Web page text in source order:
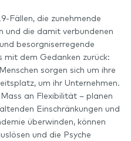
Fällen, die zunehmende
und die damit verbundenen
besorgniserregende
mit dem Gedanken zurück:
sorgen sich um ihre
um ihr Unternehmen.
an Flexibilität – planen
Einschränkungen und
überwinden, können
und die Psyche